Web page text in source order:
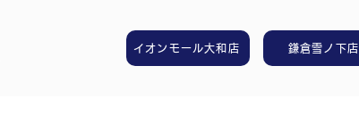
イオンモール大和店 鎌倉雪ノ下店